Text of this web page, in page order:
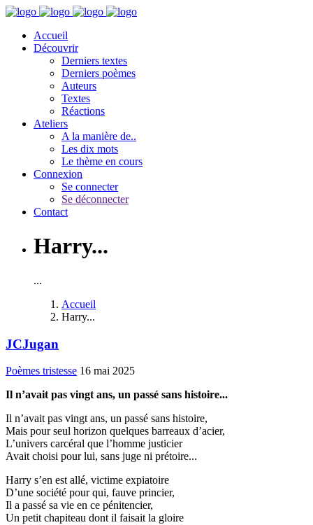
Accueil
Découvrir
Derniers textes
Derniers poèmes
Auteurs
Textes
Réactions
Ateliers
A la manière de..
Les dix mots
Le thème en cours
Connexion
Se connecter
Se déconnecter
Contact
Harry...
...
Accueil
Harry...
JCJugan
Poèmes tristesse 16 mai 2025
Il n’avait pas vingt ans, un passé sans histoire...
Il n’avait pas vingt ans, un passé sans histoire,
Mais pour seul horizon quelques barreaux d’acier,
L’univers carcéral que l’homme justicier
Avait choisi pour lui, sans juge ni prétoire...
Harry s’en est allé, victime expiatoire
D’une société pour qui, fauve princier,
Il a passé sa vie en ce pénitencier,
Un petit chapiteau dont il faisait la gloire